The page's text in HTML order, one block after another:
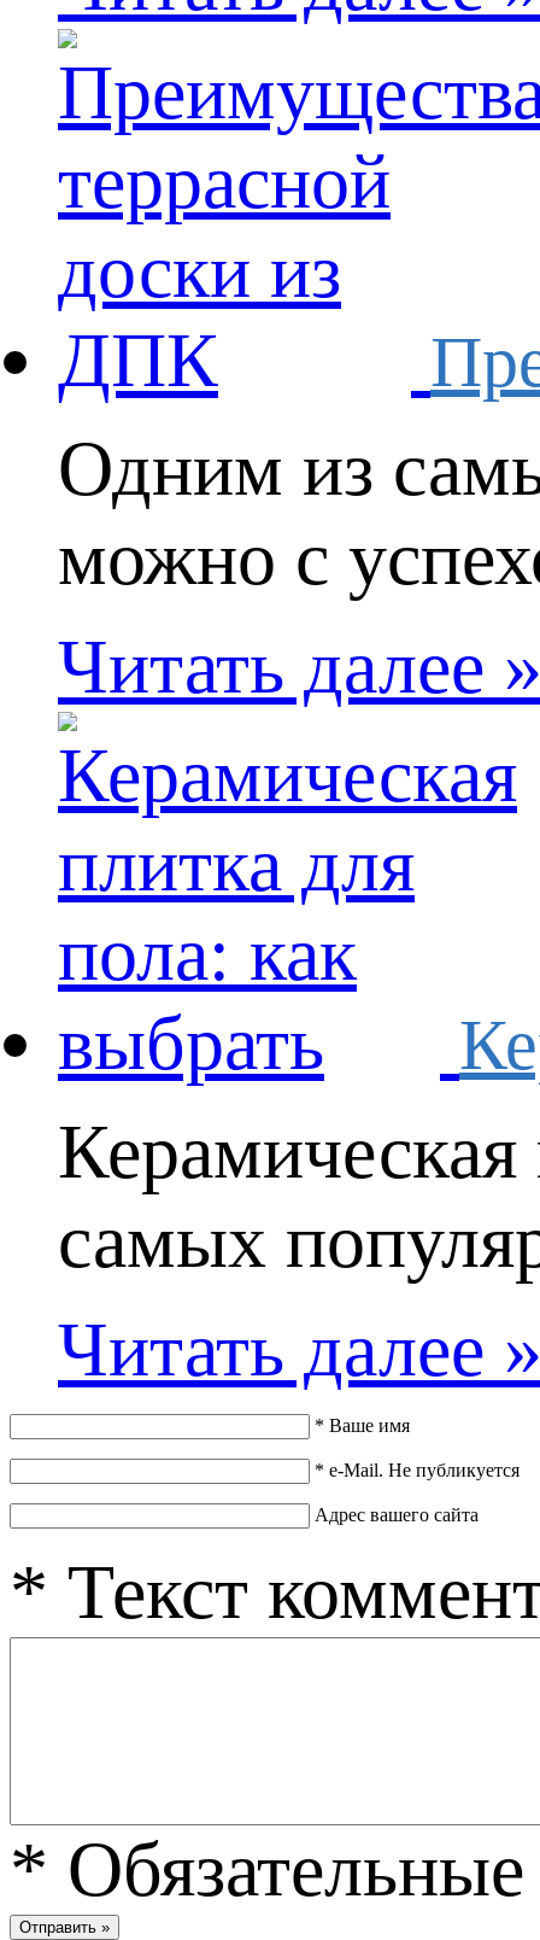
Одним из
можно с
Читать далее
Керамическая
самых
Читать далее
* Ваше имя
* e-Mail. Не публикуется
Адрес вашего сайта
* Текст
*